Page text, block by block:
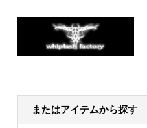
またはアイテムから探す